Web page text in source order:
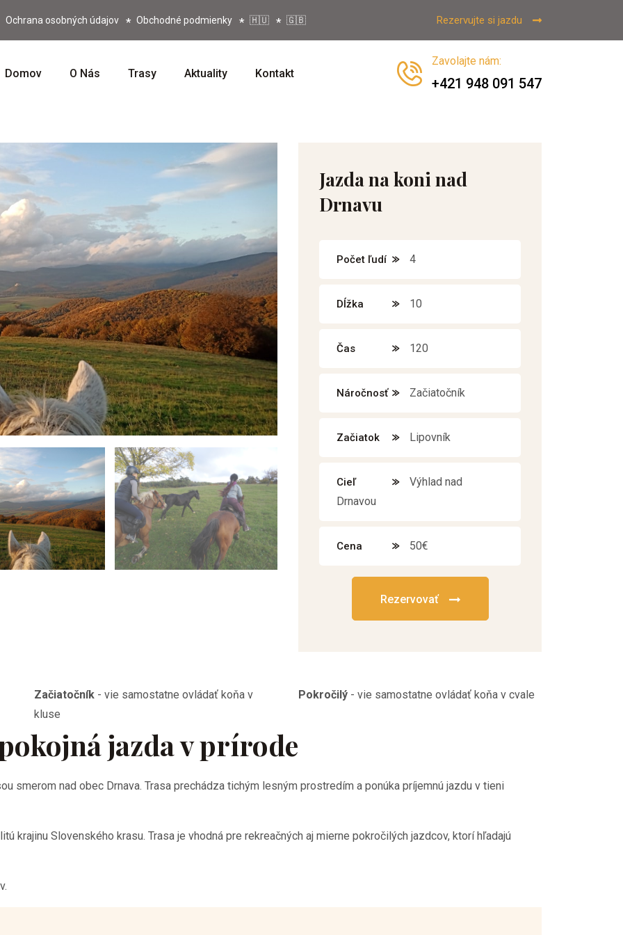
Ochrana osobných údajov Obchodné podmienky 🇭🇺 🇬🇧 Rezervujte si jazdu
Domov O Nás Trasy Aktuality Kontakt
Zavolajte nám:
+421 948 091 547
Jazda na koni nad
Drnavu
Počet ľudí 4
Dĺžka 10
Čas 120
Náročnosť Začiatočník
Začiatok Lipovník
Cieľ
Výhlad nad
Drnavou
Cena 50€
Rezervovať
Začiatočník - vie samostatne ovládať koňa v
kluse
Pokročilý - vie samostatne ovládať koňa v cvale
jazda v prírode
smerom nad obec Drnava. Trasa prechádza tichým lesným prostredím a ponúka príjemnú jazdu v tieni
krajinu Slovenského krasu. Trasa je vhodná pre rekreačných aj mierne pokročilých jazdcov, ktorí hľadajú